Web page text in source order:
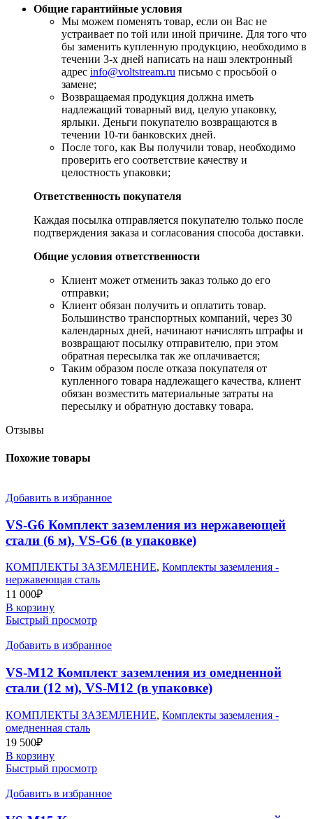
Общие гарантийные условия
​Мы можем поменять товар, если он Вас не
устраивает по той или иной причине. Для того что
бы заменить купленную продукцию, необходимо в
течении 3-х дней написать на наш электронный
адрес info@voltstream.ru письмо с просьбой о
замене;
Возвращаемая продукция должна иметь
надлежащий товарный вид, целую упаковку,
ярлыки. Деньги покупателю возвращаются в
течении 10-ти банковских дней.
​После того, как Вы получили товар, необходимо
проверить его соответствие качеству и
целостность упаковки;
Ответственность покупателя
Каждая посылка отправляется покупателю только после
подтверждения заказа и согласования способа доставки.
Общие условия ответственности
​Клиент может отменить заказ только до его
отправки;
​Клиент обязан получить и оплатить товар.
Большинство транспортных компаний, через 30
календарных дней, начинают начислять штрафы и
возвращают посылку отправителю, при этом
обратная пересылка так же оплачивается;
​Таким образом после отказа покупателя от
купленного товара надлежащего качества, клиент
обязан возместить материальные затраты на
пересылку и обратную доставку товара.
Отзывы
Похожие товары
Добавить в избранное
VS-G6 Комплект заземления из нержавеющей
стали (6 м), VS-G6 (в упаковке)
КОМПЛЕКТЫ ЗАЗЕМЛЕНИЕ, Комплекты заземления -
нержавеющая сталь
11 000₽
В корзину
Быстрый просмотр
Добавить в избранное
VS-M12 Комплект заземления из омедненной
стали (12 м), VS-M12 (в упаковке)
КОМПЛЕКТЫ ЗАЗЕМЛЕНИЕ, Комплекты заземления -
омедненная сталь
19 500₽
В корзину
Быстрый просмотр
Добавить в избранное